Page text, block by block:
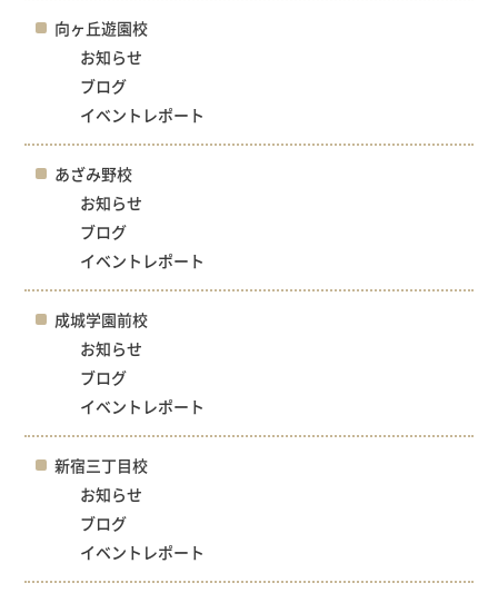
向ヶ丘遊園校
お知らせ
ブログ
イベントレポート
あざみ野校
お知らせ
ブログ
イベントレポート
成城学園前校
お知らせ
ブログ
イベントレポート
新宿三丁目校
お知らせ
ブログ
イベントレポート